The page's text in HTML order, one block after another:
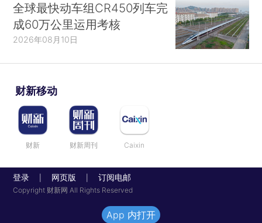
全球最快动车组CR450列车完
成60万公里运用考核
2026年08月10日
财新移动
财新 财新周刊 Caixin
登录 网页版 订阅电邮
Copyright 财新网 All Rights Reserved
App 内打开